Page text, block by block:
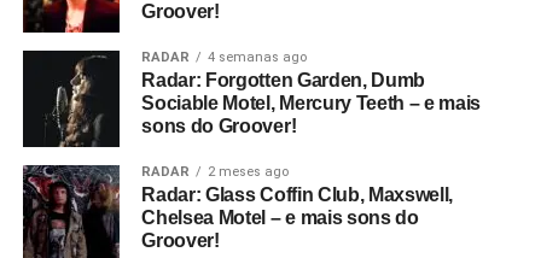
Groover!
RADAR 4 semanas ago
Radar: Forgotten Garden, Dumb
Sociable Motel, Mercury Teeth – e mais
sons do Groover!
RADAR 2 meses ago
Radar: Glass Coffin Club, Maxswell,
Chelsea Motel – e mais sons do
Groover!